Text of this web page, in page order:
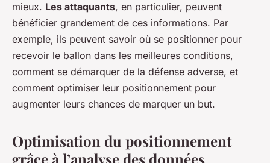
mieux. Les attaquants, en particulier, peuvent
bénéficier grandement de ces informations. Par
exemple, ils peuvent savoir où se positionner pour
recevoir le ballon dans les meilleures conditions,
comment se démarquer de la défense adverse, et
comment optimiser leur positionnement pour
augmenter leurs chances de marquer un but.
Optimisation du positionnement
grâce à l’analyse des données